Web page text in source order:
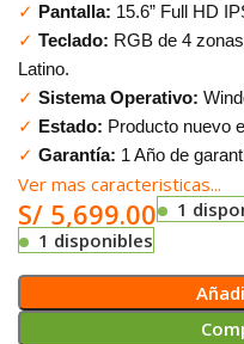
✓ Pantalla: 15.6” Full HD
✓ Teclado: RGB de 4
Latino.
✓ Sistema Operativo:
✓ Estado: Producto nuevo
✓ Garantía: 1 Año de
Ver mas caracteristicas...
S/ 5,699.00
1
1 disponibles